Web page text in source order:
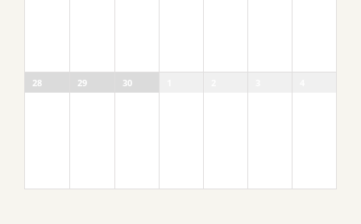
28 29 30